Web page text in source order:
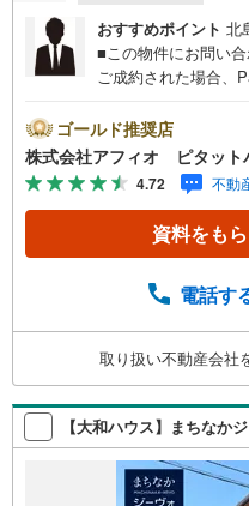
おすすめポイント 北
■この物件にお問い
ご成約された場合
中‥365日ご案内いつ
作草部駅から徒歩3分
轟町小中学校まで徒
帖■家族との会話も
見渡せるカウンタ
事のしやすい水回
顔のために。・* 千
探しの、心強いパー
します！ご見学やご
軽にお問合せ下さい
ゴールド推奨店
株式会社アフィオ ピタット
4.72 不動
資料をも
電話す
取り扱い不動産会社
【大和ハウス】まちなか